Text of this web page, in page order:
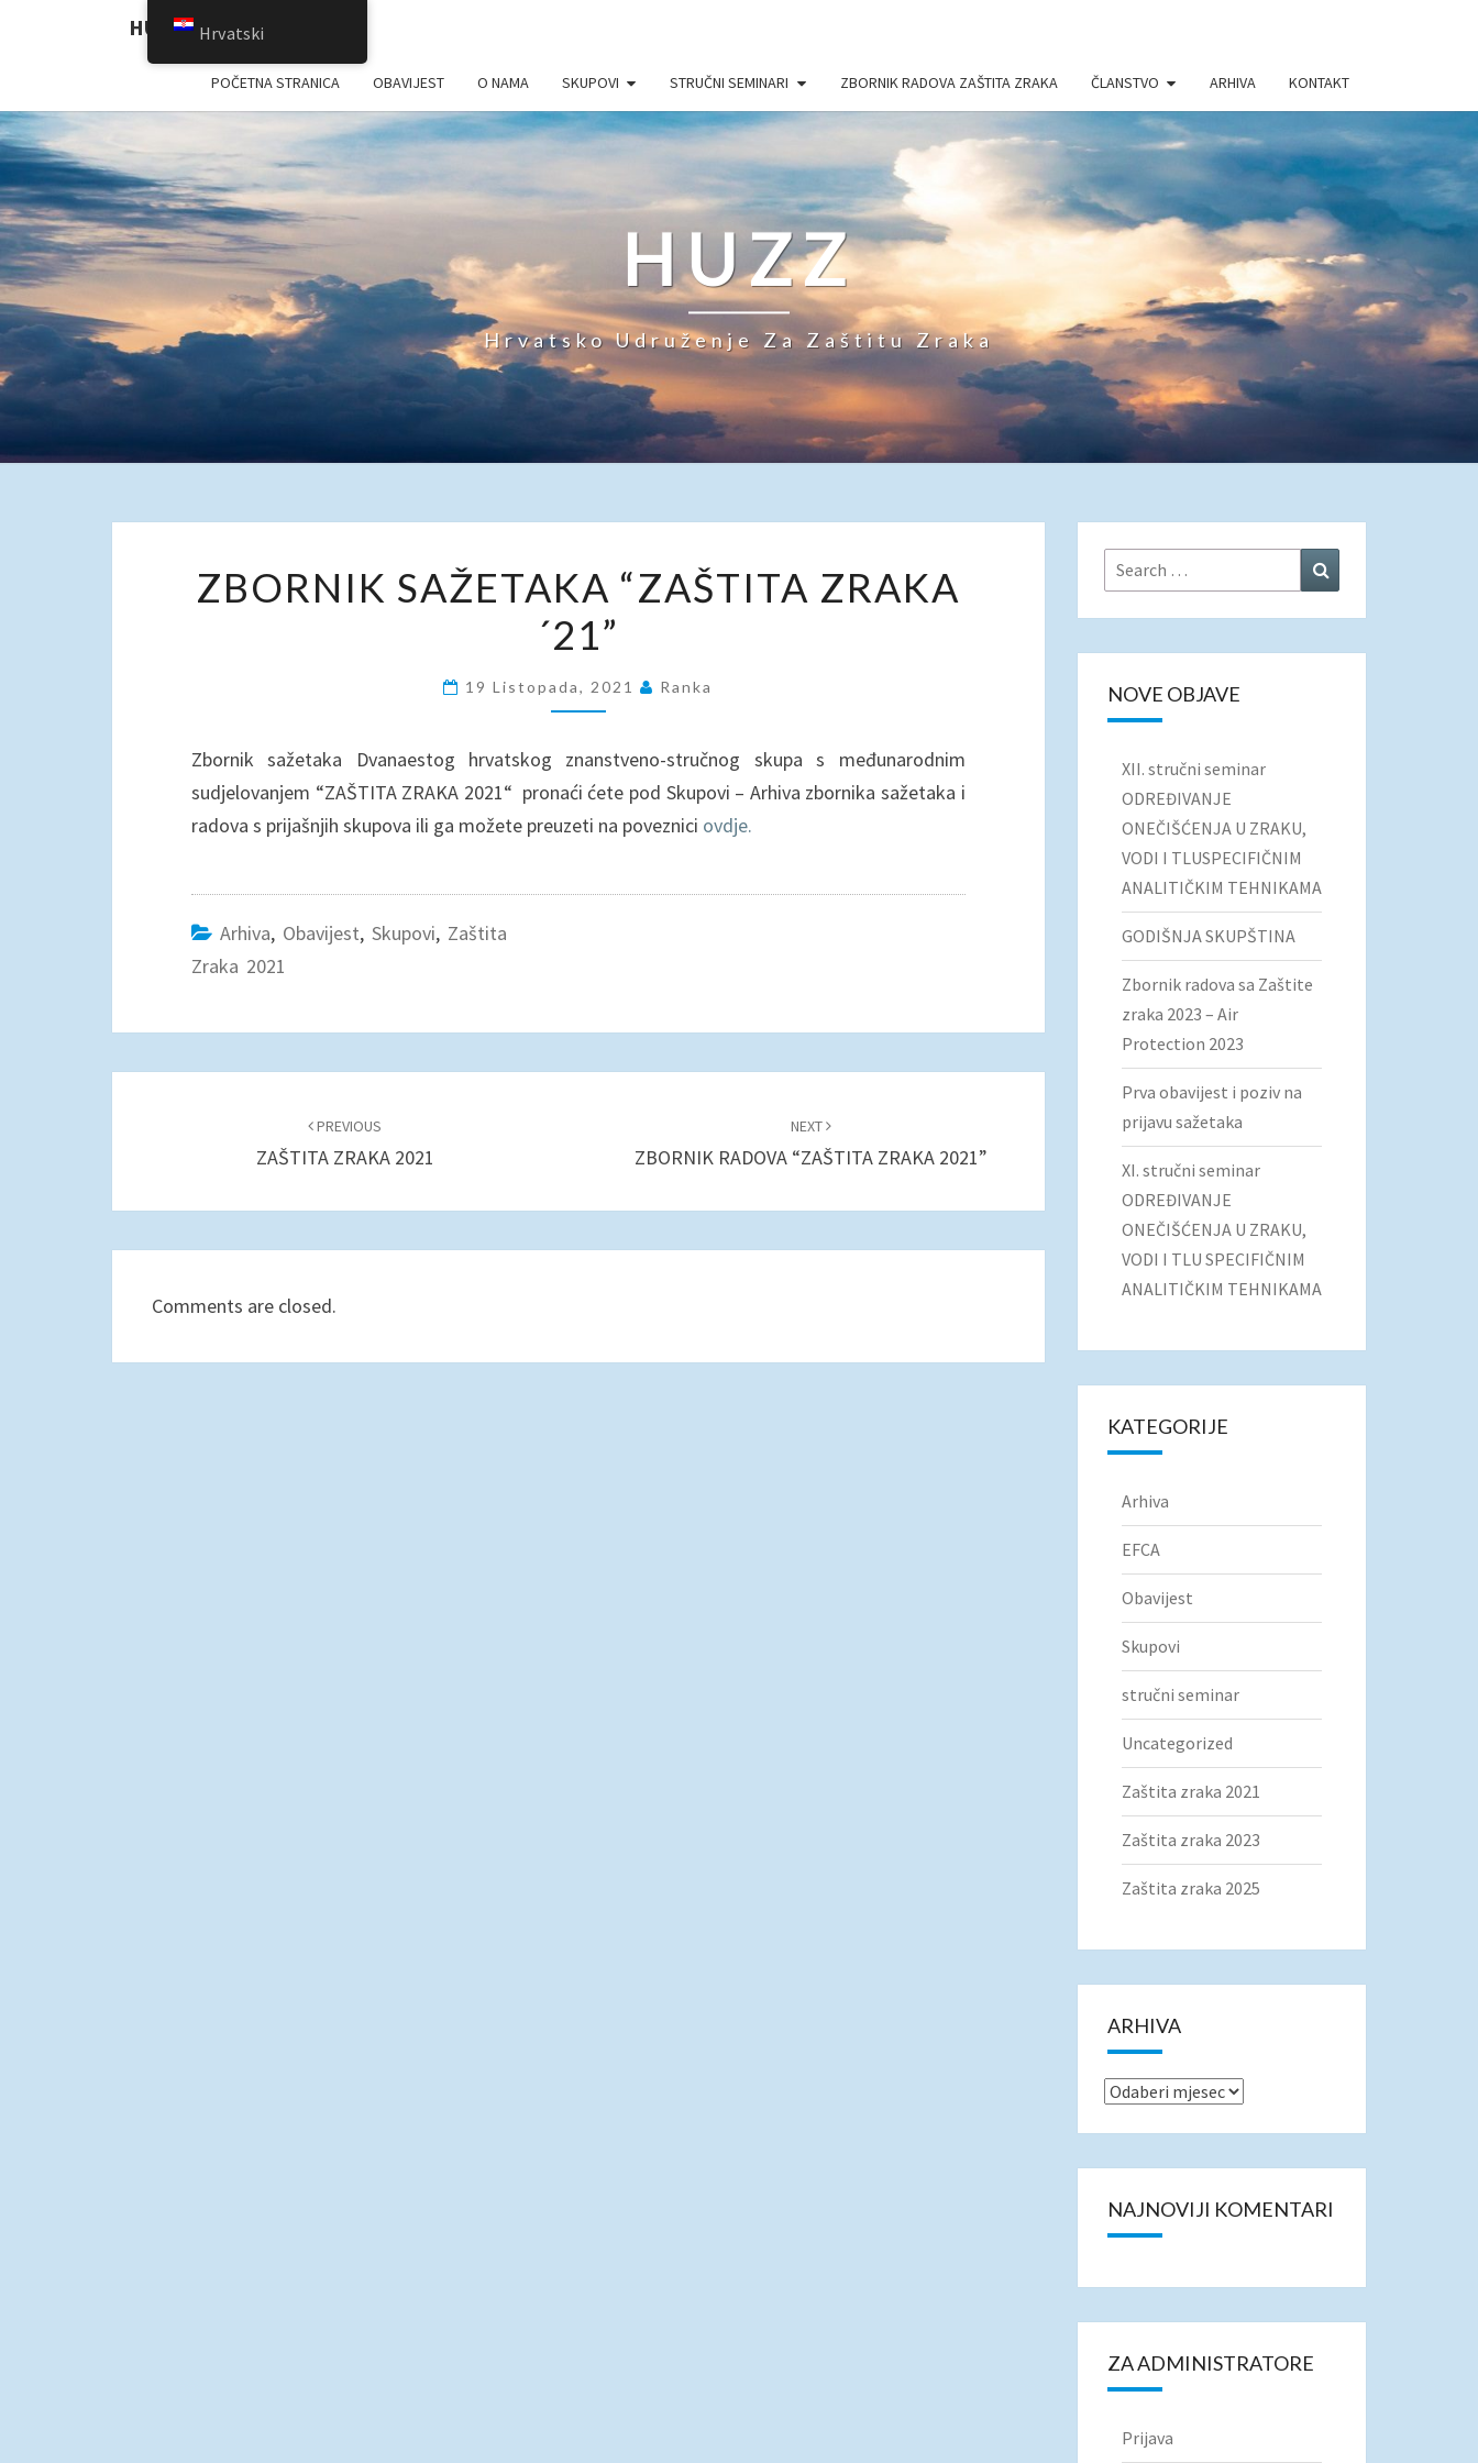
HUZZ
POČETNA STRANICA OBAVIJEST O NAMA SKUPOVI STRUČNI SEMINARI ZBORNIK RADOVA ZAŠTITA ZRAKA ČLANSTVO ARHIVA KONTAKT
HUZZ
Hrvatsko Udruženje Za Zaštitu Zraka
SAŽETAKA
“ZAŠTITA
ZRAKA
´21”
ZBORNIK SAŽETAKA “ZAŠTITA ZRAKA
´21”
19 Listopada, 2021 Ranka
Zbornik sažetaka Dvanaestog hrvatskog znanstveno-stručnog skupa s međunarodnim
sudjelovanjem “ZAŠTITA ZRAKA 2021“ pronaći ćete pod Skupovi – Arhiva zbornika sažetaka i
radova s prijašnjih skupova ili ga možete preuzeti na poveznici ovdje.
Arhiva, Obavijest, Skupovi, Zaštita
Zraka 2021
PREVIOUS
ZAŠTITA ZRAKA 2021
NEXT
ZBORNIK RADOVA “ZAŠTITA ZRAKA 2021”
Comments are closed.
Search
for:
NOVE OBJAVE
XII. stručni seminar
ODREĐIVANJE
ONEČIŠĆENJA U ZRAKU,
VODI I TLUSPECIFIČNIM
ANALITIČKIM TEHNIKAMA
GODIŠNJA SKUPŠTINA
Zbornik radova sa Zaštite
zraka 2023 – Air
Protection 2023
Prva obavijest i poziv na
prijavu sažetaka
XI. stručni seminar
ODREĐIVANJE
ONEČIŠĆENJA U ZRAKU,
VODI I TLU SPECIFIČNIM
ANALITIČKIM TEHNIKAMA
KATEGORIJE
Arhiva
EFCA
Obavijest
Skupovi
stručni seminar
Uncategorized
Zaštita zraka 2021
Zaštita zraka 2023
Zaštita zraka 2025
ARHIVA
Arhiva
NAJNOVIJI KOMENTARI
ZA ADMINISTRATORE
Prijava
Hrvatski